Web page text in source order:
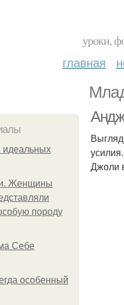
уроки,
главная
идеальных
Женщины
породу
Себе
особенный
Джоли